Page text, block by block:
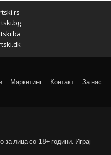
Маркетинг Контакт За нас
за лица со 18+ години. Играј